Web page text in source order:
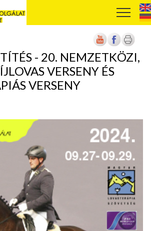
- 20. NEMZETKÖZI,
VERSENY ÉS
VERSENY